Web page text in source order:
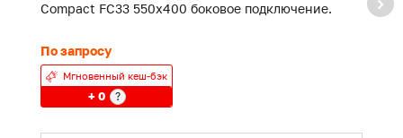
Compact FC33 550x400 боковое подключение.
По запросу
Мгновенный кеш-бэк
+ 0 ?